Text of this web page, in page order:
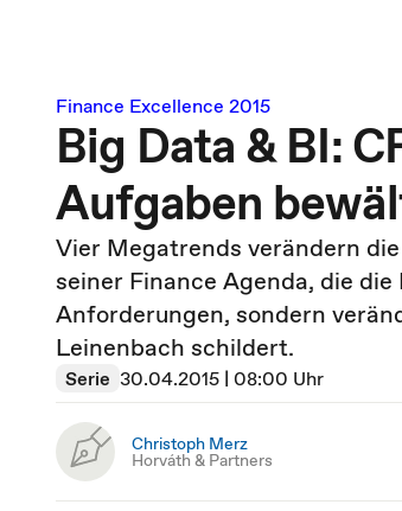
Finance Excellence 2015
Big Data & BI:
Aufgaben
Vier Megatrends verändern
seiner Finance Agenda, die
Anforderungen, sondern
Leinenbach schildert.
Serie 30.04.2015 | 08:00 Uhr
Christoph Merz
Horváth & Partners